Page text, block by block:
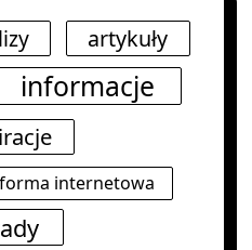
artykuły
informacje
internetowa